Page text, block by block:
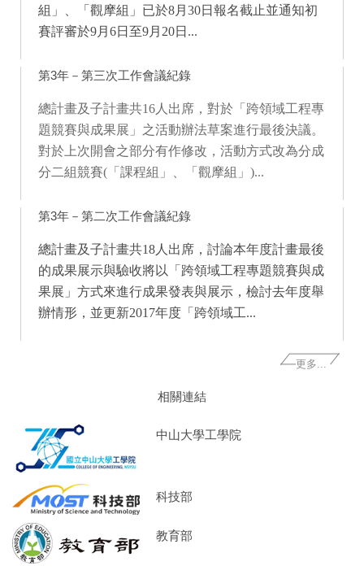
組」、「觀摩組」已於8月30日報名截止並通知初
賽評審於9月6日至9月20日...
第3年－第三次工作會議紀錄
總計畫及子計畫共16人出席，對於「跨領域工程專
題競賽與成果展」之活動辦法草案進行最後決議。
對於上次開會之部分有作修改，活動方式改為分成
分二組競賽(「課程組」、「觀摩組」)...
第3年－第二次工作會議紀錄
總計畫及子計畫共18人出席，討論本年度計畫最後
的成果展示與驗收將以「跨領域工程專題競賽與成
果展」方式來進行成果發表與展示，檢討去年度舉
辦情形，並更新2017年度「跨領域工...
更多...
相關連結
中山大學工學院
科技部
教育部